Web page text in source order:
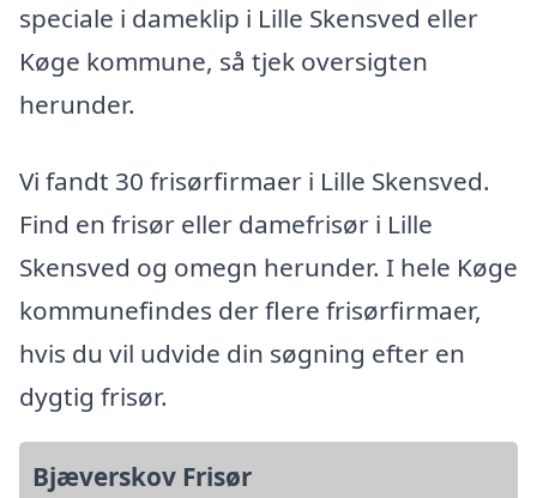
speciale i dameklip i Lille Skensved eller
Køge kommune, så tjek oversigten
herunder.
Vi fandt 30 frisørfirmaer i Lille Skensved.
Find en frisør eller damefrisør i Lille
Skensved og omegn herunder. I hele Køge
kommunefindes der flere frisørfirmaer,
hvis du vil udvide din søgning efter en
dygtig frisør.
Bjæverskov Frisør